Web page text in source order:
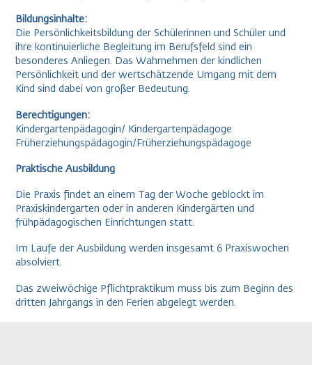
Bildungsinhalte:
Die Persönlichkeitsbildung der Schülerinnen und Schüler und
ihre kontinuierliche Begleitung im Berufsfeld sind ein
besonderes Anliegen. Das Wahrnehmen der kindlichen
Persönlichkeit und der wertschätzende Umgang mit dem
Kind sind dabei von großer Bedeutung.
Berechtigungen:
Kindergartenpädagogin/ Kindergartenpädagoge
Früherziehungspädagogin/Früherziehungspädagoge
Praktische Ausbildung
Die Praxis findet an einem Tag der Woche geblockt im
Praxiskindergarten oder in anderen Kindergärten und
frühpädagogischen Einrichtungen statt.
Im Laufe der Ausbildung werden insgesamt 6 Praxiswochen
absolviert.
Das zweiwöchige Pflichtpraktikum muss bis zum Beginn des
dritten Jahrgangs in den Ferien abgelegt werden.